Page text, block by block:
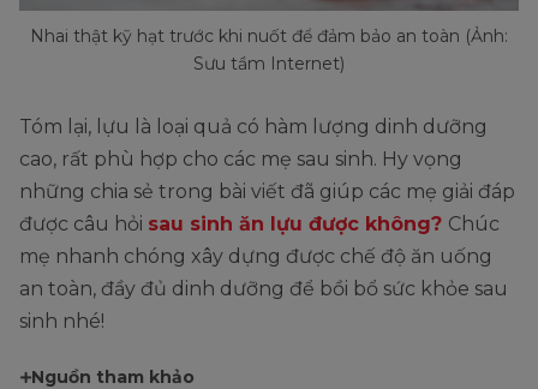
Nhai thật kỹ hạt trước khi nuốt để đảm bảo an toàn (Ảnh:
Sưu tầm Internet)
Tóm lại, lựu là loại quả có hàm lượng dinh dưỡng
cao, rất phù hợp cho các mẹ sau sinh. Hy vọng
những chia sẻ trong bài viết đã giúp các mẹ giải đáp
được câu hỏi sau sinh ăn lựu được không? Chúc
mẹ nhanh chóng xây dựng được chế độ ăn uống
an toàn, đầy đủ dinh dưỡng để bồi bổ sức khỏe sau
sinh nhé!
Nguồn tham khảo